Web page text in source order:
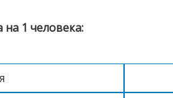
1 человека: